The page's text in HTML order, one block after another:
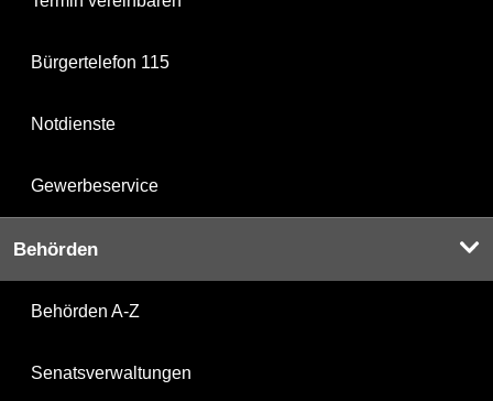
Bürgertelefon 115
Notdienste
Gewerbeservice
Behörden
Behörden A-Z
Senatsverwaltungen